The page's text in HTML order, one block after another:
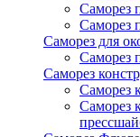
Саморез
Саморез
Саморез для
Саморез
Саморез
Саморез
Саморез